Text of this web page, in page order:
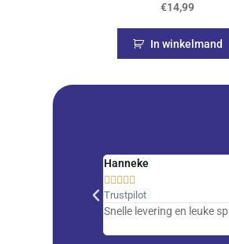
€14,99
In winkelmand
Hanneke
    
Trustpilot
Snelle levering en leuke